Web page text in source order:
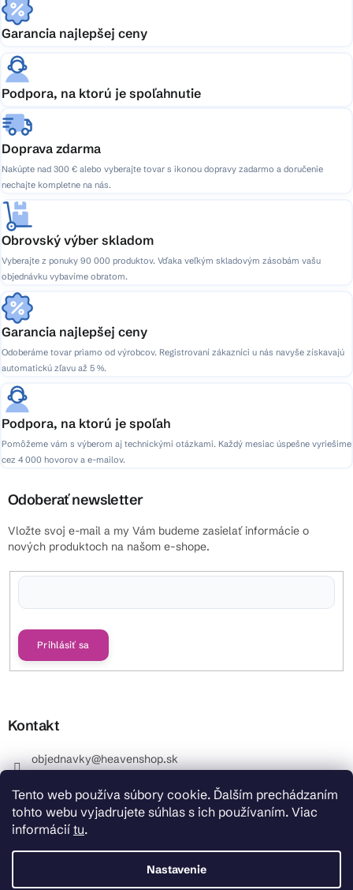
Tento web používa súbory cookie. Ďalším prechádzaním
tohto webu vyjadrujete súhlas s ich používaním. Viac
informácií tu.
Nastavenie
Garancia najlepšej ceny
Podpora, na ktorú je spoľahnutie
Doprava zdarma
Nakúpte nad 300 € alebo vyberajte tovar s ikonou dopravy zadarmo a doručenie
nechajte kompletne na nás.
Obrovský výber skladom
Vyberajte z ponuky 90 000 produktov. Vďaka veľkým skladovým zásobám vašu
objednávku vybavíme obratom.
Garancia najlepšej ceny
Odoberáme tovar priamo od výrobcov. Registrovaní zákazníci u nás navyše získavajú
automatickú zľavu až 5 %.
Podpora, na ktorú je spoľah
Pomôžeme vám s výberom aj technickými otázkami. Každý mesiac úspešne vyriešime
cez 4 000 hovorov a e-mailov.
Odoberať newsletter
Vložte svoj e-mail a my Vám budeme zasielať informácie o
nových produktoch na našom e-shope.
Prihlásiť sa
Kontakt
objednavky@heavenshop.sk
_Info objednávky : +421 914 399 399 Pracovné dni od
8.00 hod. do 12.00 . REKLAMÁCIE : +421 914 399 399
HeavenShop.sk
HeavenShop.sk